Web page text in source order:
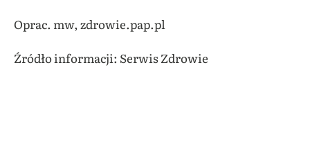
Oprac. mw, zdrowie.pap.pl
Źródło informacji: Serwis Zdrowie